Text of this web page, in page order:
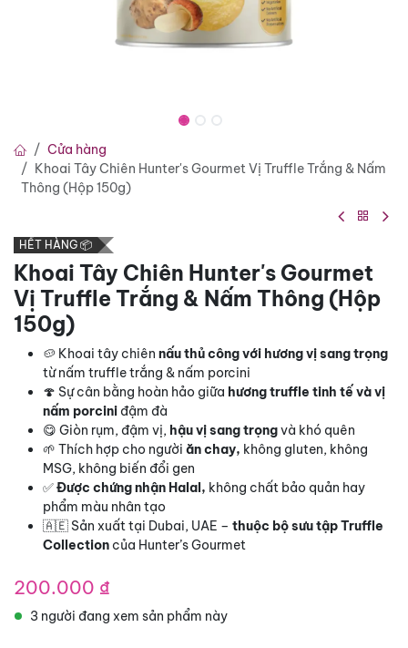
Cửa hàng
Khoai Tây Chiên Hunter's Gourmet Vị Truffle Trắng & Nấm
Thông (Hộp 150g)
HẾT HÀNG 📦
Khoai Tây Chiên Hunter's Gourmet
Vị Truffle Trắng & Nấm Thông (Hộp
150g)
🥔 Khoai tây chiên nấu thủ công với hương vị sang trọng
từ nấm truffle trắng & nấm porcini
🍄 Sự cân bằng hoàn hảo giữa hương truffle tinh tế và vị
nấm porcini đậm đà
😋 Giòn rụm, đậm vị, hậu vị sang trọngvà khó quên
🌱 Thích hợp cho người ăn chay, không gluten, không
MSG, không biến đổi gen
✅Được chứng nhận Halal, không chất bảo quản hay
phẩm màu nhân tạo
🇦🇪 Sản xuất tại Dubai, UAE – thuộc bộ sưu tập Truffle
Collection của Hunter’s Gourmet
200.000 ₫
3 người đang xem sản phẩm này